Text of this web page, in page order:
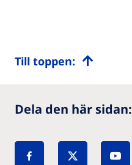
Till toppen:
Dela den här sidan: